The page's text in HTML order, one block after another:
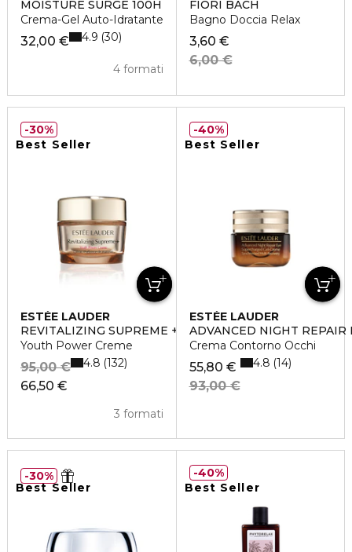
MOISTURE SURGE 100H
Crema-Gel Auto-Idratante
32,00 €
4 formati
4.9 30
FIORI BACH
Bagno Doccia Relax
3,60 €
6,00 €
Best Seller
ESTÉE LAUDER
REVITALIZING SUPREME +
Youth Power Creme
66,50 €
95,00 €
3 formati
4.8 132
30%
Best Seller
ESTÉE LAUDER
ADVANCED NIGHT REPAIR
Crema Contorno Occhi
55,80 €
93,00 €
4.8 14
40%
Best Seller
30%
Best Seller
40%